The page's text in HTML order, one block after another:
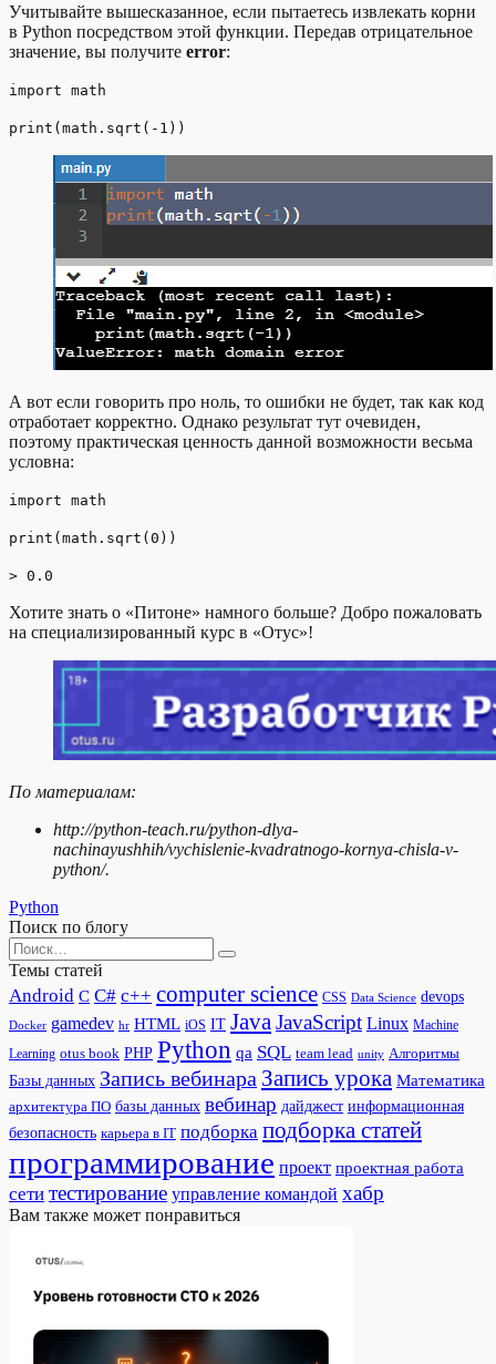
Учитывайте вышесказанное, если пытаетесь извлекать корни
в Python посредством этой функции. Передав отрицательное
значение, вы получите error:
import math
print(math.sqrt(-1))
А вот если говорить про ноль, то ошибки не будет, так как код
отработает корректно. Однако результат тут очевиден,
поэтому практическая ценность данной возможности весьма
условна:
import math
print(math.sqrt(0))
> 0.0
Хотите знать о «Питоне» намного больше? Добро пожаловать
на специализированный курс в «Отус»!
По материалам:
http://python-teach.ru/python-dlya-
nachinayushhih/vychislenie-kvadratnogo-kornya-chisla-v-
python/.
Python
Поиск по блогу
Search
for:
Темы статей
Android C C# c++ computer science CSS Data Science devops
Docker gamedev hr HTML iOS IT Java JavaScript Linux Machine
Learning otus book PHP Python qa SQL team lead unity Алгоритмы
Базы данных Запись вебинара Запись урока Математика
архитектура ПО базы данных вебинар дайджест информационная
безопасность карьера в IT подборка подборка статей
программирование проект проектная работа
сети тестирование управление командой хабр
Вам также может понравиться